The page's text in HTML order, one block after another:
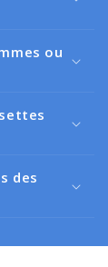
ou
des